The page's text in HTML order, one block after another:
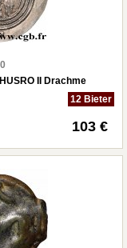
II Drachme
12 Bieter
103 €